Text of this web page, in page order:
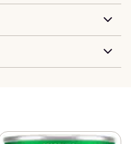
105 mg koffein per